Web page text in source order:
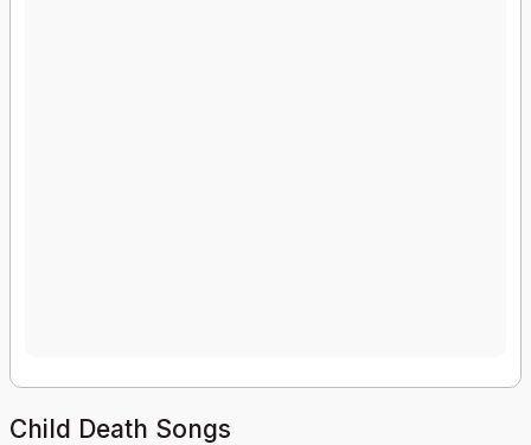
Child Death Songs